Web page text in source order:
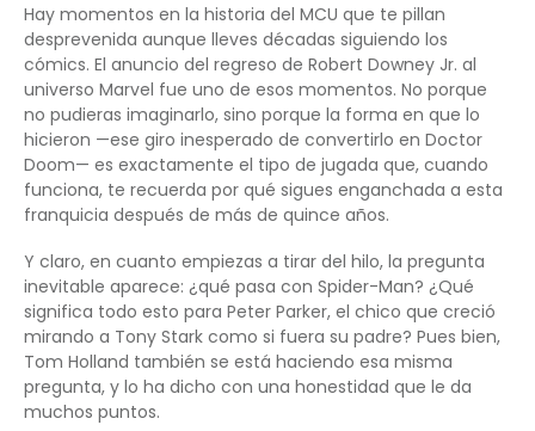
Hay momentos en la historia del MCU que te pillan
desprevenida aunque lleves décadas siguiendo los
cómics. El anuncio del regreso de Robert Downey Jr. al
universo Marvel fue uno de esos momentos. No porque
no pudieras imaginarlo, sino porque la forma en que lo
hicieron —ese giro inesperado de convertirlo en Doctor
Doom— es exactamente el tipo de jugada que, cuando
funciona, te recuerda por qué sigues enganchada a esta
franquicia después de más de quince años.
Y claro, en cuanto empiezas a tirar del hilo, la pregunta
inevitable aparece: ¿qué pasa con Spider-Man? ¿Qué
significa todo esto para Peter Parker, el chico que creció
mirando a Tony Stark como si fuera su padre? Pues bien,
Tom Holland también se está haciendo esa misma
pregunta, y lo ha dicho con una honestidad que le da
muchos puntos.